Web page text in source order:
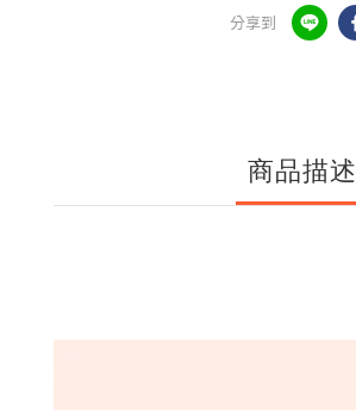
分享到
商品描述